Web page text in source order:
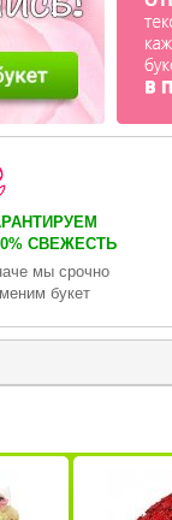
СВЕЖЕСТЬ
мы срочно
букет